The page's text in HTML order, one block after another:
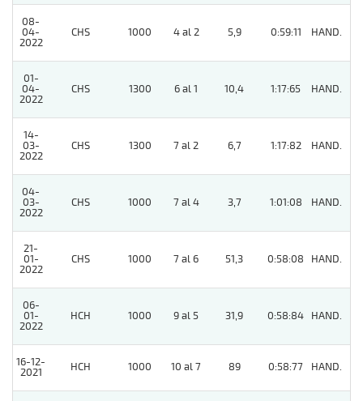
08-
04-
2022
CHS 1000 4 al 2 5,9 0:59:11 HAND.
01-
04-
2022
CHS 1300 6 al 1 10,4 1:17:65 HAND.
14-
03-
2022
CHS 1300 7 al 2 6,7 1:17:82 HAND.
04-
03-
2022
CHS 1000 7 al 4 3,7 1:01:08 HAND.
21-
01-
2022
CHS 1000 7 al 6 51,3 0:58:08 HAND.
06-
01-
2022
HCH 1000 9 al 5 31,9 0:58:84 HAND.
16-12-
2021
HCH 1000 10 al 7 89 0:58:77 HAND.